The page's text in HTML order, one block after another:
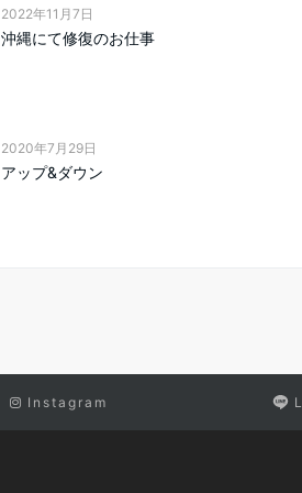
2022年11月7日
沖縄にて修復のお仕事
2020年7月29日
アップ&ダウン
Instagram